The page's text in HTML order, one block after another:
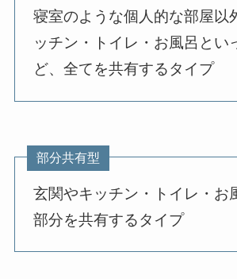
寝室のような個人的な部屋以
ッチン・トイレ・お風呂とい
ど、全てを共有するタイプ
部分共有型
玄関やキッチン・トイレ・お
部分を共有するタイプ